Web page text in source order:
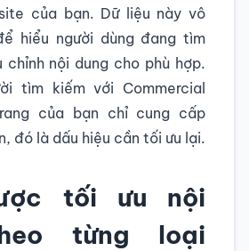
của bạn. Dữ liệu này vô
hiểu người dùng đang tìm
nội dung cho phù hợp.
tìm kiếm với Commercial
của bạn chỉ cung cấp
đó là dấu hiệu cần tối ưu lại.
tối ưu nội
từng loại